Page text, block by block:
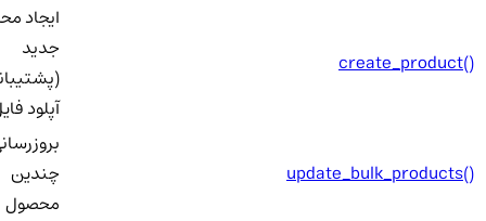
create_product()
ایجاد
جدید
آپلود
update_bulk_products()
بروزرسانی
چندین
محصول